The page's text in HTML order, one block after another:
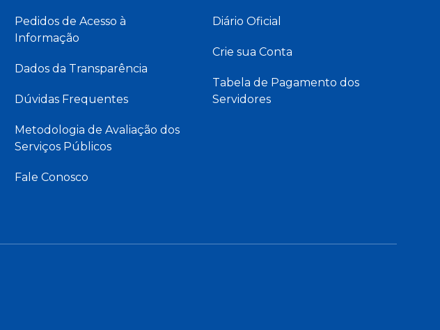
Pedidos de Acesso à
Informação
Dados da Transparência
Dúvidas Frequentes
Metodologia de Avaliação dos
Serviços Públicos
Fale Conosco
Diário Oficial
Crie sua Conta
Tabela de Pagamento dos
Servidores